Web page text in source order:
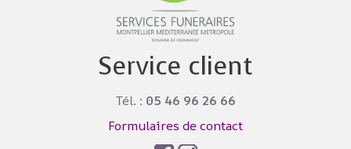
Service client
Tél. : 05 46 96 26 66
Formulaires de contact